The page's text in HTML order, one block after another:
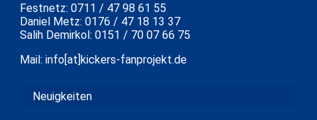
Festnetz: 0711 / 47 98 61 55
Daniel Metz: 0176 / 47 18 13 37
Salih Demirkol: 0151 / 70 07 66 75
Mail: info[at]kickers-fanprojekt.de
Neuigkeiten